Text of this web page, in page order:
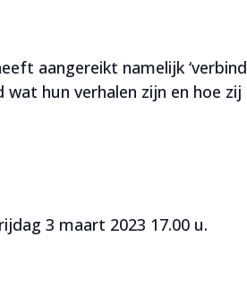
aangereikt namelijk
wat hun verhalen zijn en hoe zij
3 maart 2023 17.00 u.